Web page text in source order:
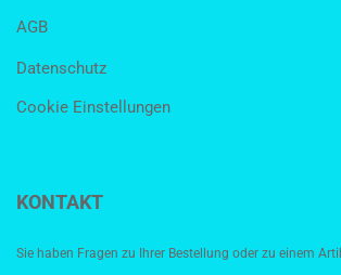
AGB
Datenschutz
Cookie Einstellungen
KONTAKT
Sie haben Fragen zu Ihrer Bestellung oder zu einem